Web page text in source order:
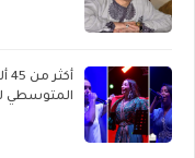
المتوسطي